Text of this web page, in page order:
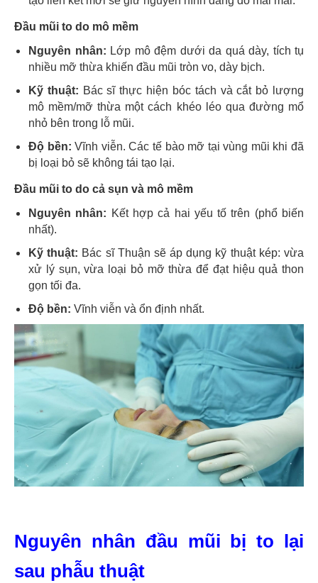
Đầu mũi to do mô mềm
Nguyên nhân: Lớp mô đệm dưới da quá dày, tích tụ
nhiều mỡ thừa khiến đầu mũi tròn vo, dày bịch.
Kỹ thuật: Bác sĩ thực hiện bóc tách và cắt bỏ lượng
mô mềm/mỡ thừa một cách khéo léo qua đường mổ
nhỏ bên trong lỗ mũi.
Độ bền: Vĩnh viễn. Các tế bào mỡ tại vùng mũi khi đã
bị loại bỏ sẽ không tái tạo lại.
Đầu mũi to do cả sụn và mô mềm
Nguyên nhân: Kết hợp cả hai yếu tố trên (phổ biến
nhất).
Kỹ thuật: Bác sĩ Thuận sẽ áp dụng kỹ thuật kép: vừa
xử lý sụn, vừa loại bỏ mỡ thừa để đạt hiệu quả thon
gọn tối đa.
Độ bền: Vĩnh viễn và ổn định nhất.
Nguyên nhân đầu mũi bị to lại
sau phẫu thuật